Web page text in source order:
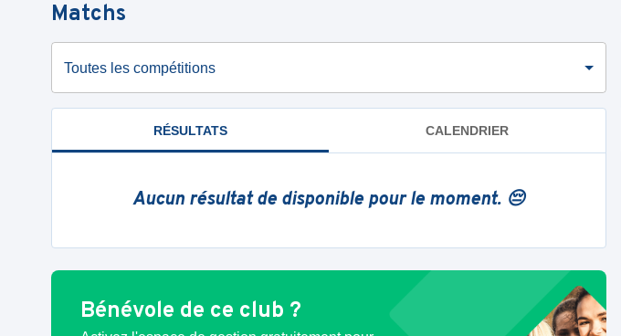
Matchs
Toutes les compétitions
RÉSULTATS CALENDRIER
Aucun résultat de disponible pour le moment. 😔
Bénévole de ce club ?